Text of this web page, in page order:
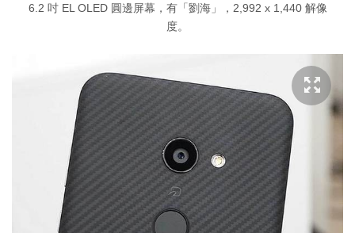
6.2 吋 EL OLED 圓邊屏幕，有「劉海」，2,992 x 1,440 解像
度。